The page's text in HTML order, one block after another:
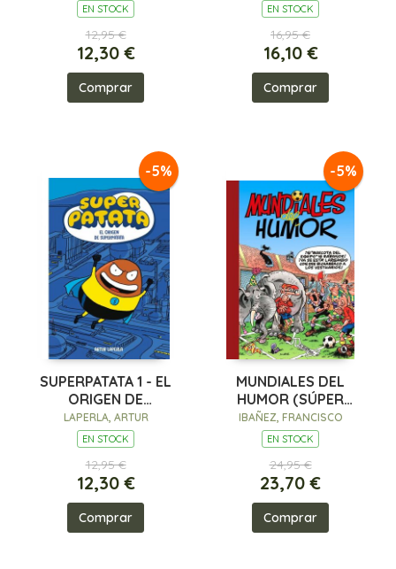
EN STOCK
12,95 €
12,30 €
Comprar
EN STOCK
16,95 €
16,10 €
Comprar
-5%
SUPERPATATA 1 - EL
ORIGEN DE
SUPERPATATA
LAPERLA, ARTUR
EN STOCK
12,95 €
12,30 €
Comprar
-5%
MUNDIALES DEL
HUMOR (SÚPER
HUMOR MORTADELO
69)
IBAÑEZ, FRANCISCO
EN STOCK
24,95 €
23,70 €
Comprar